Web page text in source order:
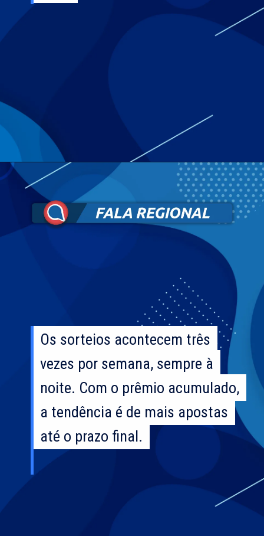
Os sorteios acontecem três
vezes por semana, sempre à
noite. Com o prêmio acumulado,
a tendência é de mais apostas
até o prazo final.
Os sorteios acontecem três
vezes por semana, sempre à
noite. Com o prêmio acumulado,
a tendência é de mais apostas
até o prazo final.